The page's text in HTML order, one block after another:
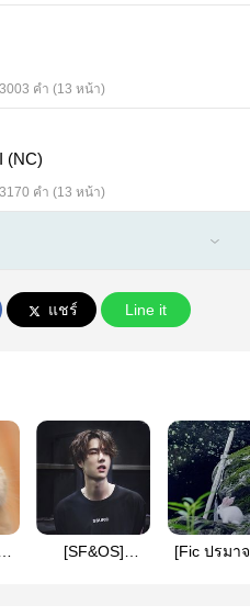
3003 คำ (13 หน้า)
(NC)
3170 คำ (13 หน้า)
แชร์ Line it
[SF&OS]
[Fic ปรมา